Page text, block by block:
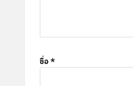
ชื่อ*